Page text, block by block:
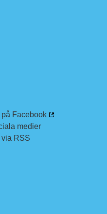
Facebook
medier
RSS